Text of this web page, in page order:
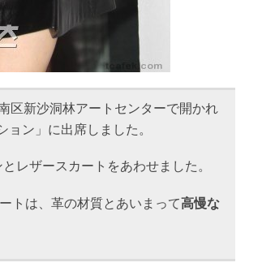
区新沙洞林アートセンターで開かれ
ン」に出席しました。
レザースカートをあわせました。
トは、革の材質とあいまって高慢な